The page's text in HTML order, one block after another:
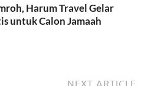
Harum Travel Gelar
untuk Calon Jamaah
NEXT ARTICLE